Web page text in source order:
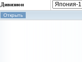
Дивизион